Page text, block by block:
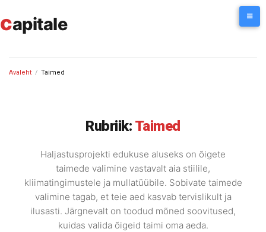
to
content
capitale
Avaleht / Taimed
Rubriik: Taimed
Haljastusprojekti edukuse aluseks on õigete
taimede valimine vastavalt aia stiilile,
kliimatingimustele ja mullatüübile. Sobivate taimede
valimine tagab, et teie aed kasvab tervislikult ja
ilusasti. Järgnevalt on toodud mõned soovitused,
kuidas valida õigeid taimi oma aeda.